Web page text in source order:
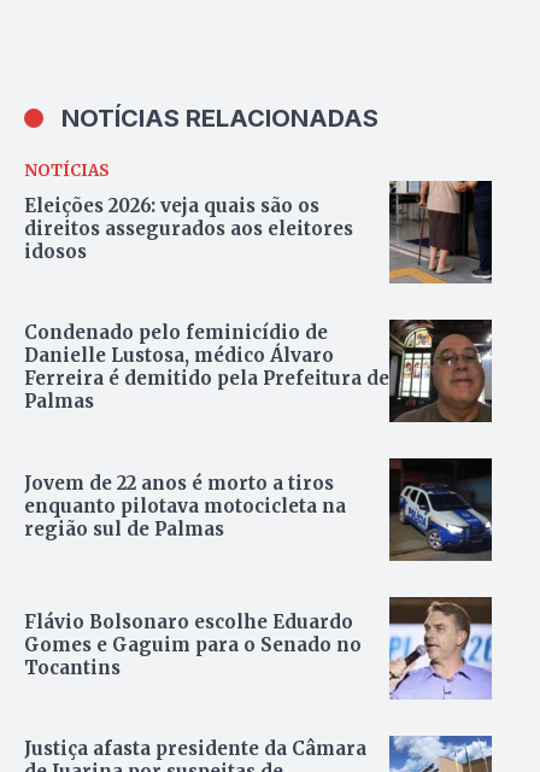
NOTÍCIAS RELACIONADAS
NOTÍCIAS
Eleições 2026: veja quais são os
direitos assegurados aos eleitores
idosos
Condenado pelo feminicídio de
Danielle Lustosa, médico Álvaro
Ferreira é demitido pela Prefeitura de
Palmas
Jovem de 22 anos é morto a tiros
enquanto pilotava motocicleta na
região sul de Palmas
Flávio Bolsonaro escolhe Eduardo
Gomes e Gaguim para o Senado no
Tocantins
Justiça afasta presidente da Câmara